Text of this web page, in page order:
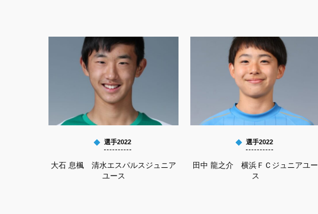
選手2022
大石 息楓 清水エスパルスジュニア
ユース
選手2022
田中 龍之介 横浜ＦＣジュニアユー
ス